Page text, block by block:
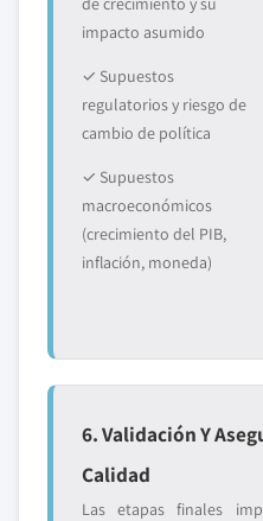
impacto asumido
✓ Supuestos
regulatorios y riesgo de
cambio de política
✓ Supuestos
macroeconómicos
(crecimiento del PIB,
inflación, moneda)
6. Validación Y
Calidad
Las etapas finales